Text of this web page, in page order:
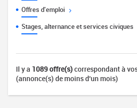
Offres d'emploi
Stages, alternance et services civiques
Il y a 1089 offre(s)correspondant à
(annonce(s) de moins d'un mois)